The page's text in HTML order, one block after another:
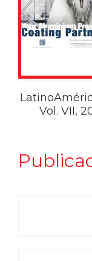
Vol. VII,